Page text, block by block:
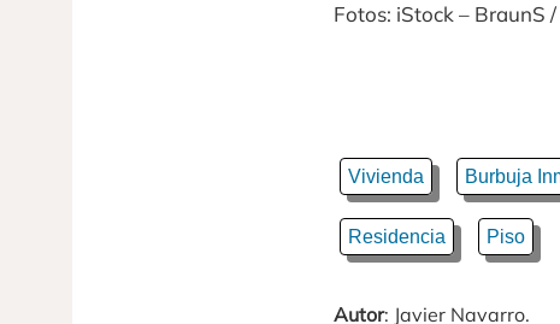
Fotos: iStock – BraunS
Vivienda Burbuja
Residencia Piso
Autor: Javier Navarro.